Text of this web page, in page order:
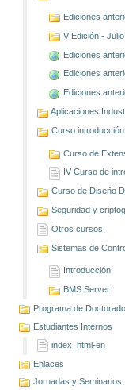
Ediciones
V Edición -
Ediciones
Ediciones
Ediciones
Aplicaciones
Curso
Curso de
IV Curso de
Curso de Diseño
Seguridad y
Otros cursos
Sistemas de
Introducción
BMS Server
Programa de
Estudiantes Internos
index_html-en
Enlaces
Jornadas y Seminarios